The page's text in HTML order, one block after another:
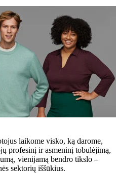
laikome visko, ką darome,
profesinį ir asmeninį tobulėjimą,
vienijamą bendro tikslo –
sektorių iššūkius.